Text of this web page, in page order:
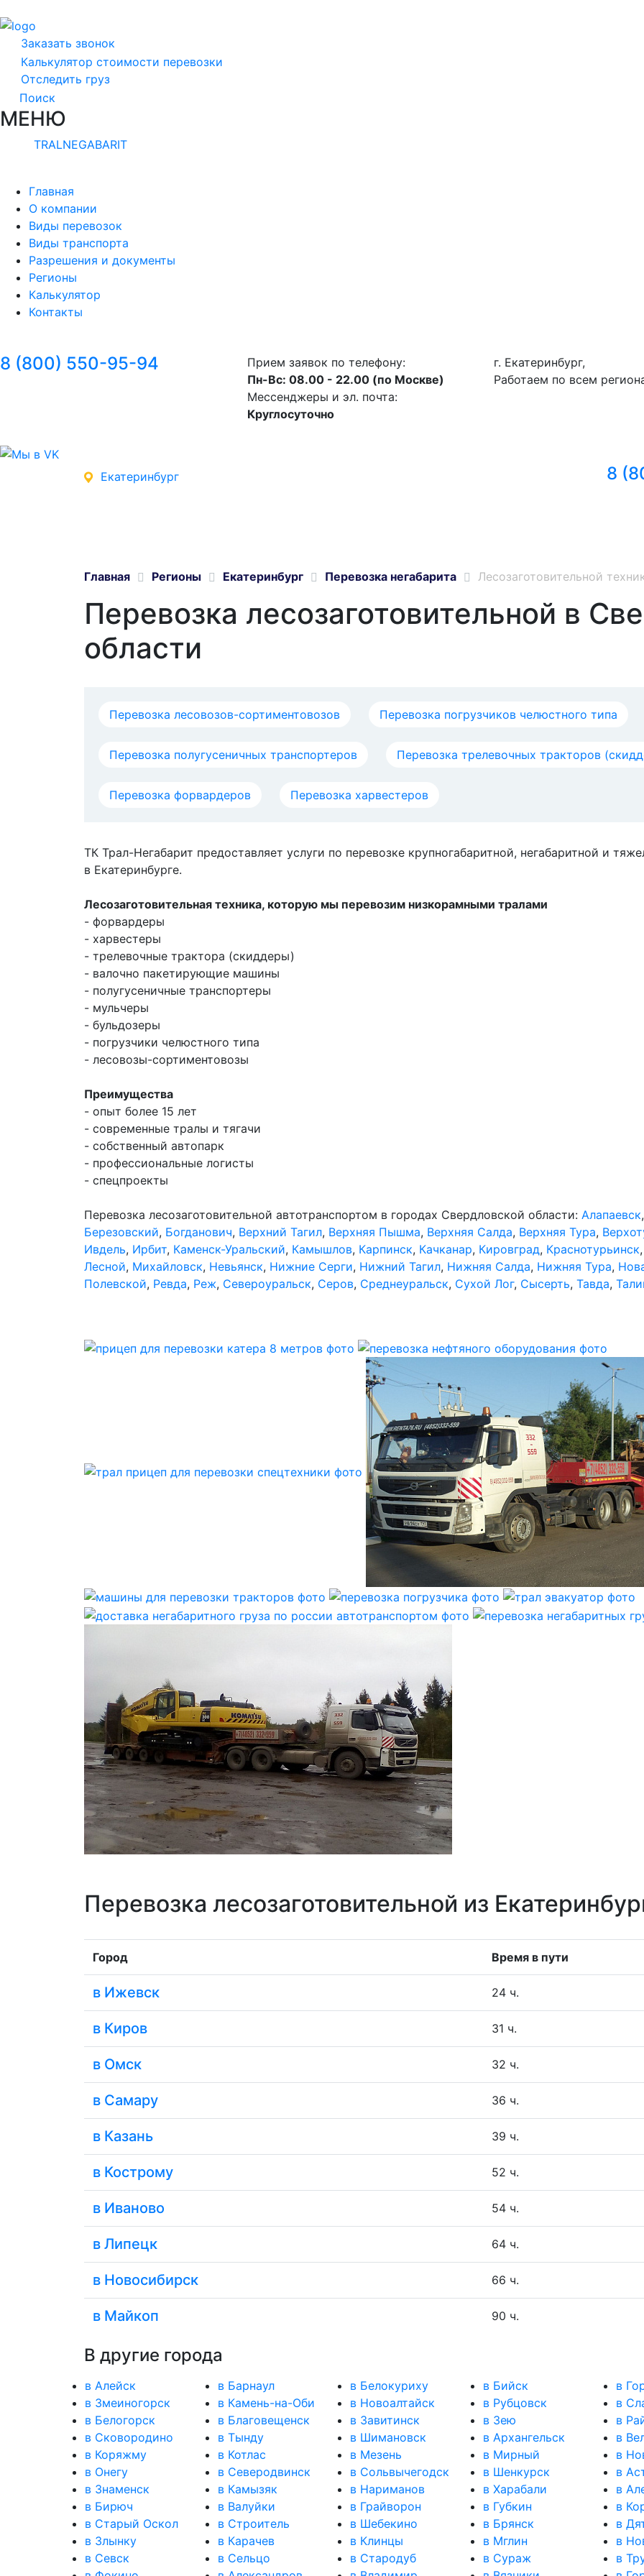
Заказать звонок
Калькулятор стоимости перевозки
Отследить груз
Поиск
МЕНЮ
TRALNEGABARIT
Главная
О компании
Виды перевозок
Виды транспорта
Разрешения и документы
Регионы
Калькулятор
Контакты
8 (800) 550-95-94
Прием заявок по телефону:
Пн-Вс: 08.00 - 22.00 (по Москве)
Мессенджеры и эл. почта:
Круглосуточно
г. Екатеринбург,
Работаем по всем
Екатеринбург 8
Главная Регионы Екатеринбург Перевозка негабарита Лесозаготовительной
Перевозка лесозаготовительной в
области
Перевозка лесовозов-сортиментовозов Перевозка погрузчиков челюстного типа
Перевозка полугусеничных транспортеров Перевозка трелевочных тракторов
Перевозка форвардеров Перевозка харвестеров
ТК Трал-Негабарит предоставляет услуги по перевозке крупногабаритной, негабаритной и
в Екатеринбурге.
Лесозаготовительная техника, которую мы перевозим низкорамными тралами
- форвардеры
- харвестеры
- трелевочные трактора (скиддеры)
- валочно пакетирующие машины
- полугусеничные транспортеры
- мульчеры
- бульдозеры
- погрузчики челюстного типа
- лесовозы-сортиментовозы
Преимущества
- опыт более 15 лет
- современные тралы и тягачи
- собственный автопарк
- профессиональные логисты
- спецпроекты
Перевозка лесозаготовительной автотранспортом в городах Свердловской области: Алапаевск
Березовский, Богданович, Верхний Тагил, Верхняя Пышма, Верхняя Салда, Верхняя Тура,
Ивдель, Ирбит, Каменск-Уральский, Камышлов, Карпинск, Качканар, Кировград, Краснотурьинск
Лесной, Михайловск, Невьянск, Нижние Серги, Нижний Тагил, Нижняя Салда, Нижняя Тура,
Полевской, Ревда, Реж, Североуральск, Серов, Среднеуральск, Сухой Лог, Сысерть, Тавда,
Перевозка лесозаготовительной из
Город Время в пути
в Ижевск 24 ч.
в Киров 31 ч.
в Омск 32 ч.
в Самару 36 ч.
в Казань 39 ч.
в Кострому 52 ч.
в Иваново 54 ч.
в Липецк 64 ч.
в Новосибирск 66 ч.
в Майкоп 90 ч.
В другие города
в Алейск в Барнаул в Белокуриху в Бийск
в
в Змеиногорск
в Камень-на-Оби в Новоалтайск в Рубцовск
в
в Белогорск
в Благовещенск в Завитинск в Зею
в
в Сковородино
в Тынду в Шимановск в Архангельск
в
в Коряжму
в Котлас в Мезень в Мирный
в
в Онегу
в Северодвинск в Сольвычегодск в Шенкурск
в
в Знаменск
в Камызяк в Нариманов в Харабали
в
в Бирюч
в Валуйки в Грайворон в Губкин
в
в Старый Оскол
в Строитель в Шебекино в Брянск
в
в Злынку
в Карачев в Клинцы в Мглин
в
в Севск
в Сельцо в Стародуб в Сураж
в